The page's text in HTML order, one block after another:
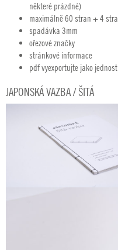
některé prázdné)
maximálně 60 stran + 4
spadávka 3mm
ořezové značky
stránkové informace
pdf vyexportujte jako
JAPONSKÁ VAZBA / ŠITÁ